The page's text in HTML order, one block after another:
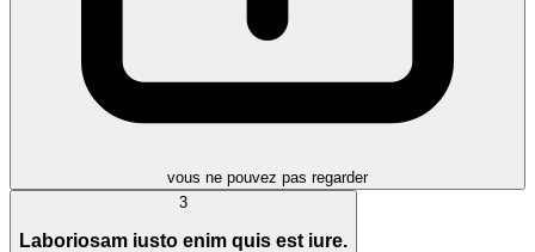
vous ne pouvez pas regarder
3
Laboriosam iusto enim quis est iure.